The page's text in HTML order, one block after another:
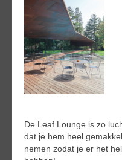
De Leaf Lounge is zo
dat je hem heel
nemen zodat je er het